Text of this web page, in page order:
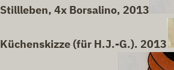
Stillleben, 4x Borsalino, 2013
Küchenskizze (für H.J.-G.). 2013